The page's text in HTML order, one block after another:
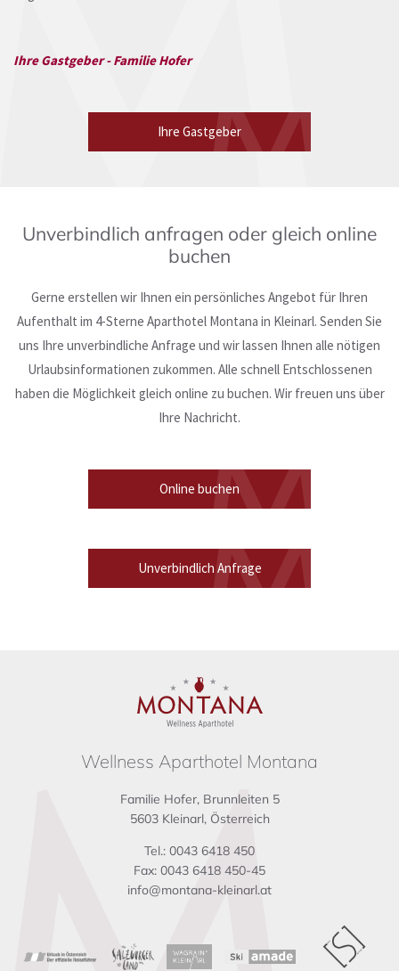
Ihre Gastgeber - Familie Hofer
Ihre Gastgeber
Unverbindlich anfragen oder gleich online
buchen
Gerne erstellen wir Ihnen ein persönliches Angebot für Ihren
Aufenthalt im 4-Sterne Aparthotel Montana in Kleinarl. Senden Sie
uns Ihre unverbindliche Anfrage und wir lassen Ihnen alle nötigen
Urlaubsinformationen zukommen. Alle schnell Entschlossenen
haben die Möglichkeit gleich online zu buchen. Wir freuen uns über
Ihre Nachricht.
Online buchen
Unverbindlich Anfrage
Wellness Aparthotel Montana
Familie Hofer, Brunnleiten 5
5603 Kleinarl, Österreich
Tel.: 0043 6418 450
Fax: 0043 6418 450-45
info@montana-kleinarl.at